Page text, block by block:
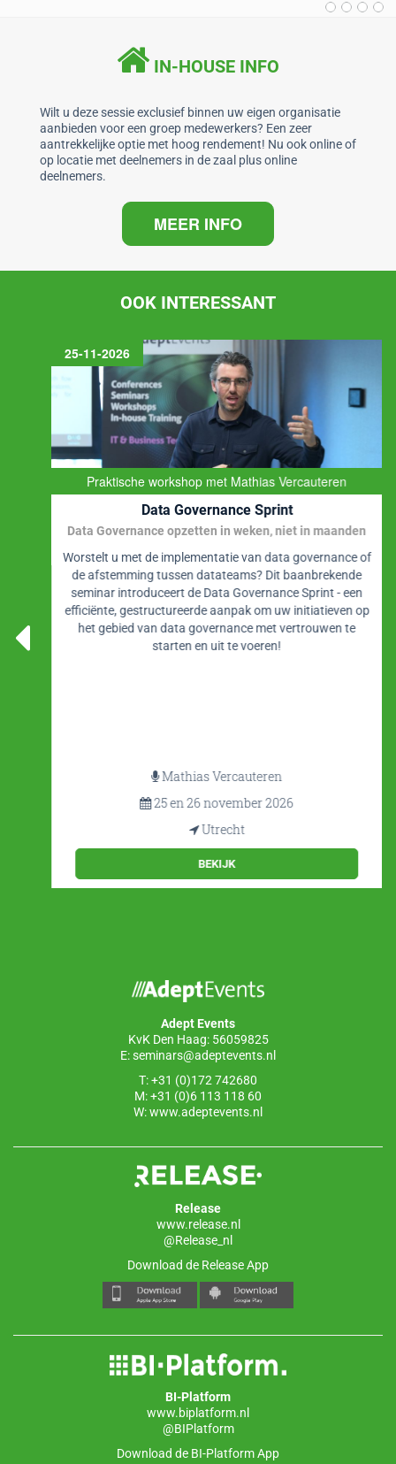
IN-HOUSE INFO
Wilt u deze sessie exclusief binnen uw eigen organisatie
aanbieden voor een groep medewerkers? Een zeer
aantrekkelijke optie met hoog rendement! Nu ook online of
op locatie met deelnemers in de zaal plus online
deelnemers.
MEER INFO
OOK INTERESSANT
25-11-2026
Praktische workshop met Mathias Vercauteren
Data Governance Sprint
Data Governance opzetten in weken, niet in maanden
Worstelt u met de implementatie van data governance of
de afstemming tussen datateams? Dit baanbrekende
seminar introduceert de Data Governance Sprint - een
efficiënte, gestructureerde aanpak om uw initiatieven op
het gebied van data governance met vertrouwen te
starten en uit te voeren!
Mathias Vercauteren
25 en 26 november 2026
Utrecht
BEKIJK
Adept Events
KvK Den Haag: 56059825
E:seminars@adeptevents.nl
T: +31 (0)172 742680
M: +31 (0)6 113 118 60
W:www.adeptevents.nl
Release
www.release.nl
@Release_nl
Download de Release App
BI-Platform
www.biplatform.nl
@BIPlatform
Download de BI-Platform App